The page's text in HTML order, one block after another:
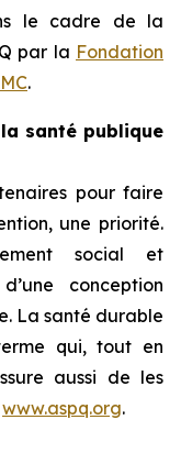
le cadre de la
par la Fondation
.
santé publique
pour faire
une priorité.
social et
conception
La santé durable
qui, tout en
aussi de les
www.aspq.org.